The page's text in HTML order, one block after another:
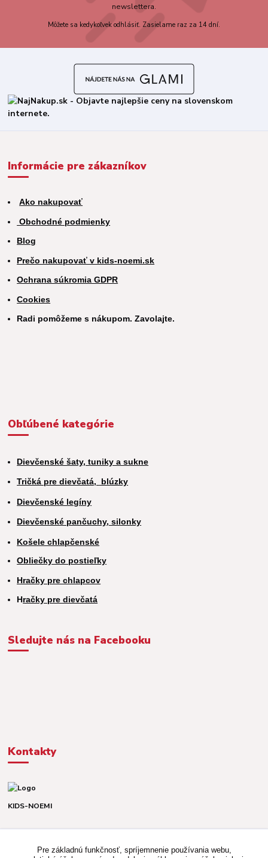
newslettera.
Môžete sa kedykoľvek odhlásiť. Zasielame raz za 14 dní.
Informácie pre zákazníkov
Ako nakupovať
Obchodné podmienky
Blog
Prečo nakupovať v kids-noemi.sk
Ochrana súkromia GDPR
Cookies
Radi pomôžeme s nákupom. Zavolajte.
Obľúbené kategórie
Dievčenské šaty, tuniky a sukne
Tričká pre dievčatá, blúzky
Dievčenské legíny
Dievčenské pančuchy, silonky
Košele chlapčenské
Obliečky do postieľky
Hračky pre chlapcov
Hračky pre dievčatá
Sledujte nás na Facebooku
Kontakty
KIDS-NOEMI
(Po-Pia, 8-16 hod.)
Pre základnú funkčnosť, spríjemnenie používania webu,